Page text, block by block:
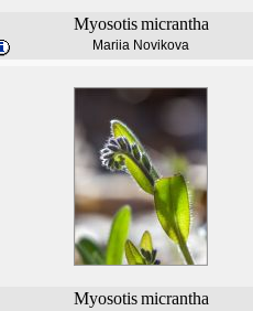
Myosotis micrantha
Mariia Novikova
Myosotis micrantha